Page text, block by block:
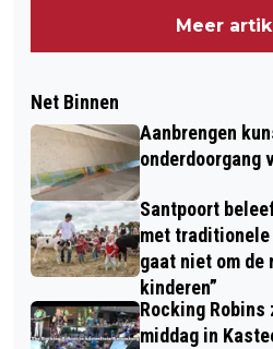
Meer
Net Binnen
Aanbrengen
onderdoorgang
Santpoort
met
gaat niet om de
kinderen”
Rocking Robins
middag in